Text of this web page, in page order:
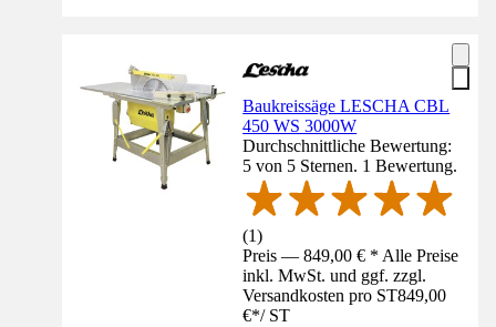
Baukreissäge LESCHA CBL
450 WS 3000W
Durchschnittliche Bewertung:
5 von 5 Sternen. 1 Bewertung.
(1)
Preis — 849,00 € * Alle Preise
inkl. MwSt. und ggf. zzgl.
Versandkosten pro ST849,00
€*/ ST